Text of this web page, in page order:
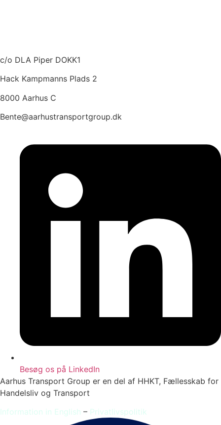
c/o DLA Piper DOKK1
Hack Kampmanns Plads 2
8000 Aarhus C
Bente@aarhustransportgroup.dk
Besøg os på LinkedIn
Aarhus Transport Group er en del af HHKT, Fællesskab for
Handelsliv og Transport
Information in English – Privatlivspolitik